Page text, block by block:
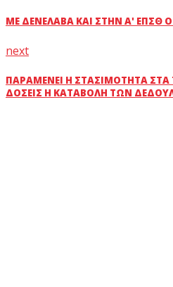
ΜΕ ΔΕΝΕΛΆΒΑ ΚΑΙ ΣΤΗΝ Α' ΕΠΣΘ
next
ΠΑΡΑΜΈΝΕΙ Η ΣΤΑΣΙΜΌΤΗΤΑ ΣΤΑ
ΔΌΣΕΙΣ Η ΚΑΤΑΒΟΛΉ ΤΩΝ